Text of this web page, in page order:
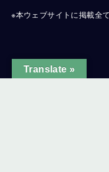
※本ウェブサイトに掲載全
Translate »